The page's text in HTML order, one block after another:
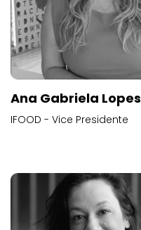
Ana Gabriela Lopes
IFOOD - Vice Presidente